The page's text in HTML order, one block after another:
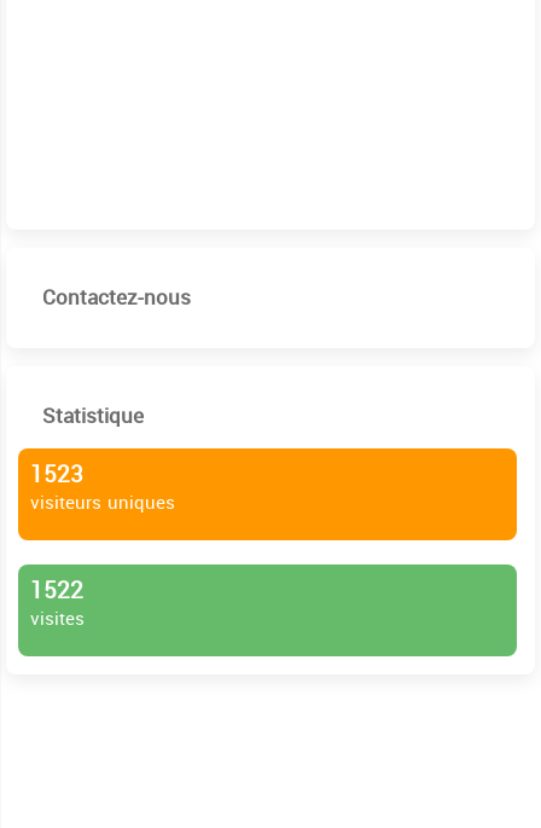
Contactez-nous
Statistique
1523
visiteurs uniques
1522
visites